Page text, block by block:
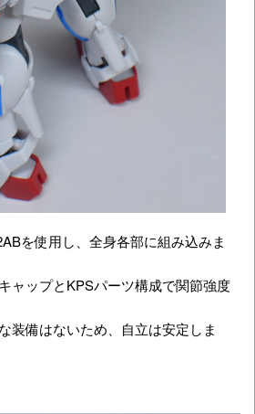
を使用し、全身各部に組み込みま
ャップとKPSパーツ構成で関節強度
装備はないため、自立は安定しま